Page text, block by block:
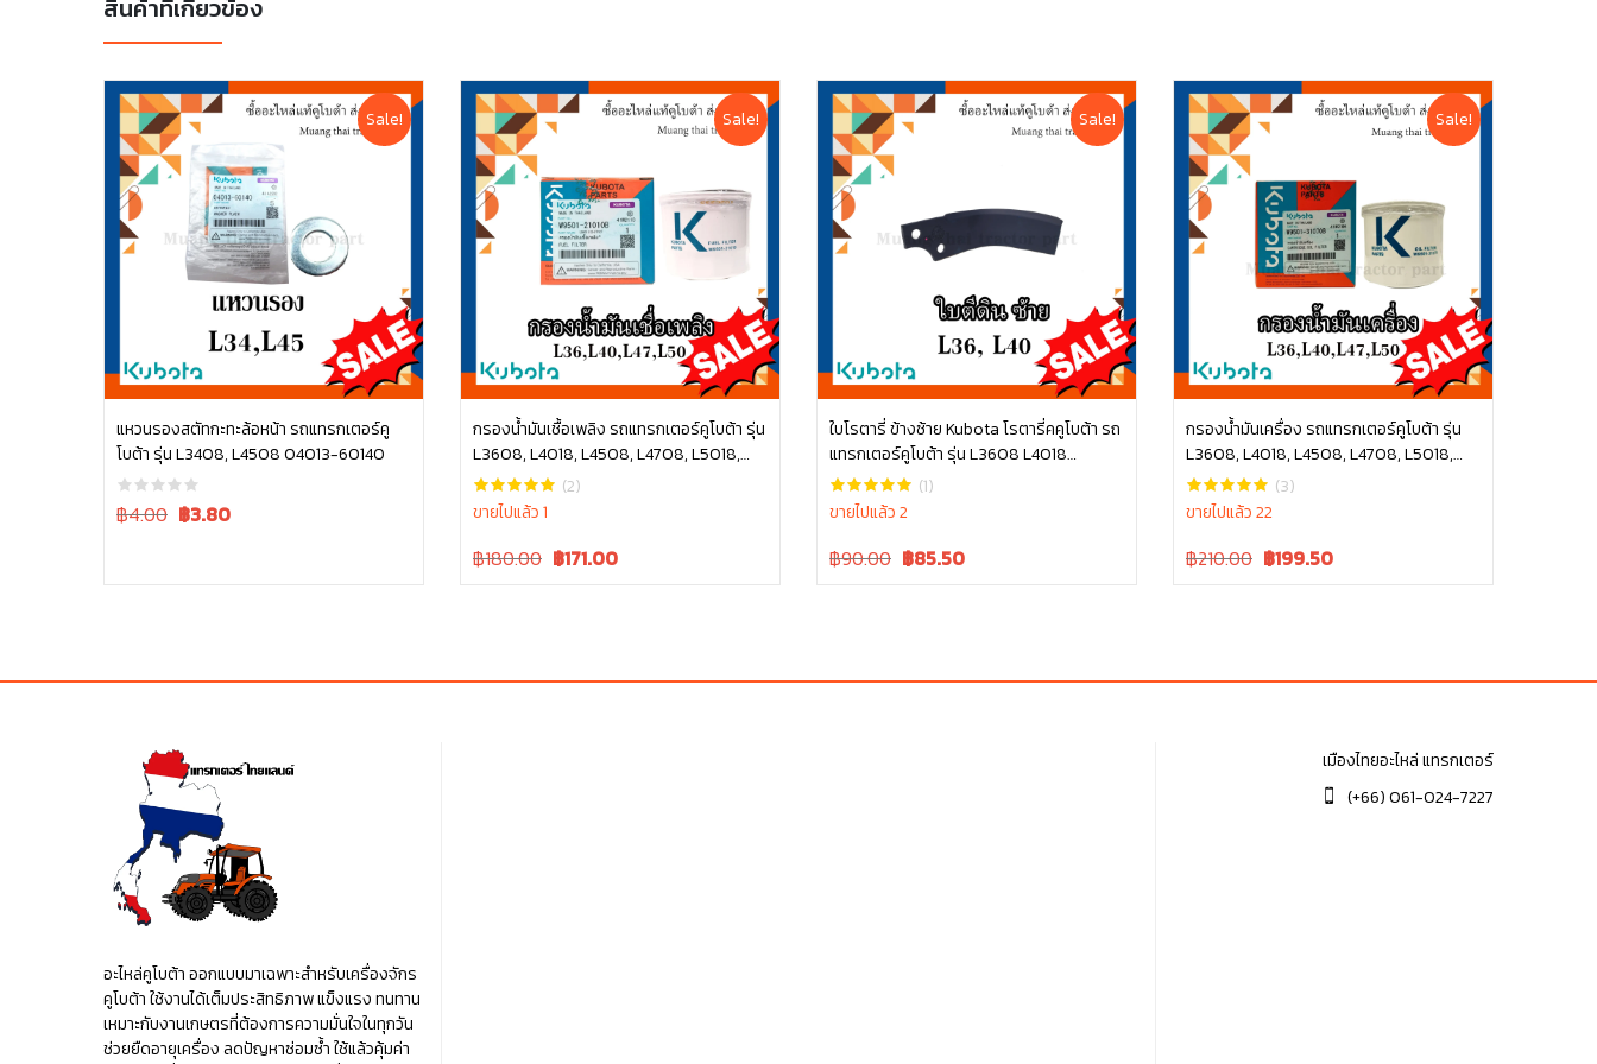
สินค้าที่เกี่ยวข้อง
Sale!
แหวนรองสตัทกะทะล้อหน้า รถแทรกเตอร์คู
โบต้า รุ่น L3408, L4508 04013-60140
Original
฿4.00 Current
฿3.80
หยิบใส่ตะกร้า
Sale!
กรองน้ำมันเชื้อเพลิง รถแทรกเตอร์คูโบต้า รุ่น
L3608, L4018, L4508, L4708, L5018,
M6040 W9501-21010B
(2)
ขายไปแล้ว 1
Original
฿180.00 Current
฿171.00
หยิบใส่ตะกร้า
Sale!
ใบโรตารี่ ข้างซ้าย Kubota โรตารี่คคูโบต้า รถ
แทรกเตอร์คูโบต้า รุ่น L3608 L4018
W9516-54163(1)
ขายไปแล้ว 2
Original
฿90.00 Current
฿85.50
หยิบใส่ตะกร้า
Sale!
กรองน้ำมันเครื่อง รถแทรกเตอร์คูโบต้า รุ่น
L3608, L4018, L4508, L4708, L5018,
M6040 , W9501-31070B
(3)
ขายไปแล้ว 22
Original
฿210.00 Current
฿199.50
หยิบใส่ตะกร้า
อะไหล่คูโบต้า ออกแบบมาเฉพาะสำหรับเครื่องจักร
คูโบต้า ใช้งานได้เต็มประสิทธิภาพ แข็งแรง ทนทาน
เหมาะกับงานเกษตรที่ต้องการความมั่นใจในทุกวัน
ช่วยยืดอายุเครื่อง ลดปัญหาซ่อมซ้ำ ใช้แล้วคุ้มค่า
เมืองไทยอะไหล่ แทรกเตอร์
(+66) 061-024-7227